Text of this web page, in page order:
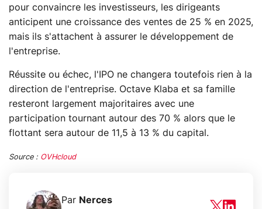
pour convaincre les investisseurs, les dirigeants
anticipent une croissance des ventes de 25 % en 2025,
mais ils s'attachent à assurer le développement de
l'entreprise.
Réussite ou échec, l'IPO ne changera toutefois rien à la
direction de l'entreprise. Octave Klaba et sa famille
resteront largement majoritaires avec une
participation tournant autour des 70 % alors que le
flottant sera autour de 11,5 à 13 % du capital.
Source : OVHcloud
Par Nerces